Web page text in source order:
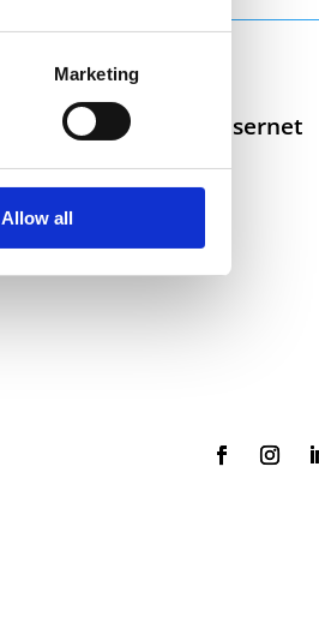
Marketing
Allow all
Selskaper i konsernet